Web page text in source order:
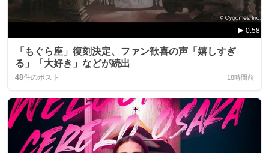
0:58
「もぐら座」復刻決定、ファン歓喜の声「嬉しすぎ
る」「大好き」などが続出
48件のポスト 18時間前